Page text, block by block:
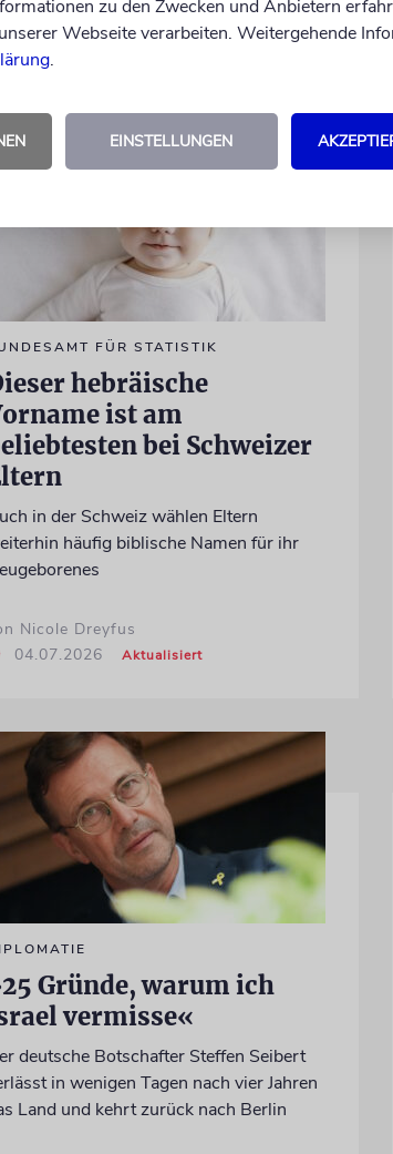
FÜR STATISTIK
hebräische
ist am
bei Schweizer
in der Schweiz wählen Eltern
häufig biblische Namen für ihr
Nicole Dreyfus
04.07.2026
Aktualisiert
Gründe, warum ich
vermisse«
deutsche Botschafter Steffen Seibert
in wenigen Tagen nach vier Jahren
Land und kehrt zurück nach Berlin
zu den Zwecken und Anbietern
Webseite verarbeiten. Weitergehende
.
EINSTELLUNGEN